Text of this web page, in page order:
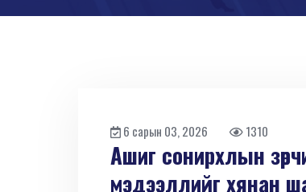
6 сарын 03, 2026 1310
Ашиг сонирхлын
мэдээллийг хянан